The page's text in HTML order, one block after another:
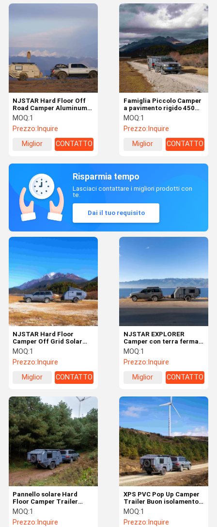
NJSTAR Hard Floor Off
Road Camper Aluminum
RV Trailer con pannelli
solari
MOQ:1
Prezzo: Inquire
Miglior
CONTATTO
Famiglia Piccolo Camper
a pavimento rigido 450W
/ 600W Camper
alimentato a energia
solare
MOQ:1
Prezzo: Inquire
Miglior
CONTATTO
Risparmia tempo
Lasciaci contattare i migliori prodotti con
te.
Dai il tuo requisito
NJSTAR EXPLORER
Camper con terra ferma
leggera
MOQ:1
Prezzo: Inquire
Miglior
CONTATTO
NJSTAR Hard Floor
Camper Off Grid Solar
Trailer Personalizzato
Bianco
MOQ:1
Prezzo: Inquire
Miglior
CONTATTO
XPS PVC Pop Up Camper
Trailer Buon isolamento
Camper a energia solare
MOQ:1
Prezzo: Inquire
Pannello solare Hard
Floor Camper Trailer
Beautiful Offroad Pop Up
Trailer
MOQ:1
Prezzo: Inquire